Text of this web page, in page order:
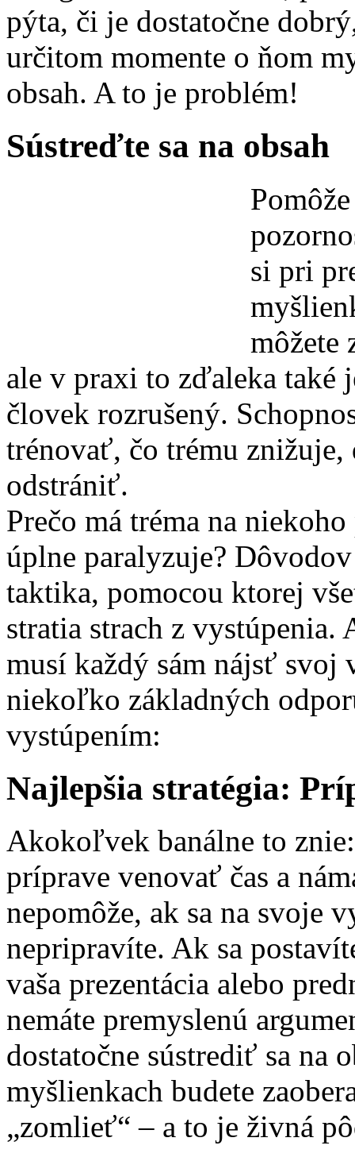
pýta, či je dostatočne
určitom momente o ňom
obsah. A to je problém!
Sústreďte sa na obsah
si pri
môžete
ale v praxi to zďaleka také
človek rozrušený.
trénovať, čo trému
odstrániť.
Prečo má tréma na
úplne paralyzuje?
taktika, pomocou ktorej
stratia strach z
musí každý sám nájsť svoj
niekoľko základných
vystúpením:
Najlepšia stratégia:
Akokoľvek banálne to
príprave venovať čas a
nepomôže, ak sa na svoje
nepripravíte. Ak sa
vaša prezentácia alebo
nemáte premyslenú
dostatočne sústrediť sa na
myšlienkach budete
„zomlieť“ – a to je živná